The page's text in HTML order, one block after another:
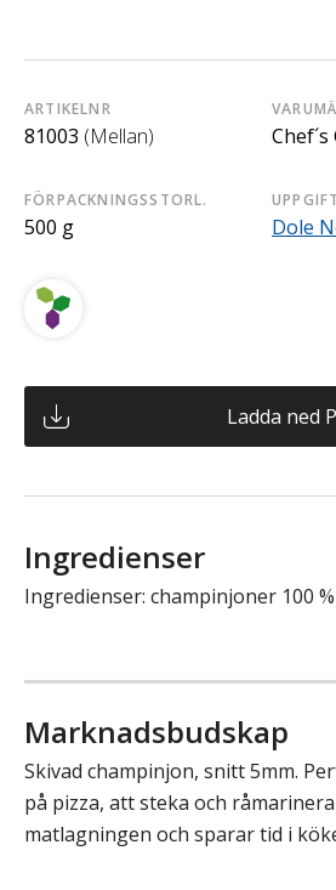
ARTIKELNR
81003 (Mellan) Chef´s
FÖRPACKNINGSSTORL.
500 g Dole
Ladda ned
Ingredienser
Ingredienser: champinjoner 100 %
Marknadsbudskap
Skivad champinjon, snitt 5mm.
på pizza, att steka och
matlagningen och sparar tid i